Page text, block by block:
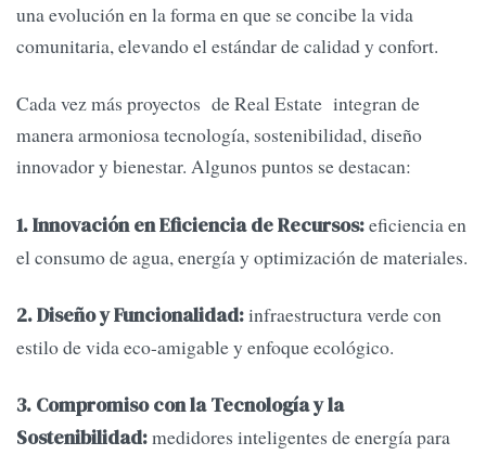
una evolución en la forma en que se concibe la vida
comunitaria, elevando el estándar de calidad y confort.
Cada vez más proyectos de Real Estate integran de
manera armoniosa tecnología, sostenibilidad, diseño
innovador y bienestar. Algunos puntos se destacan:
1. Innovación en Eficiencia de Recursos:eficiencia en
el consumo de agua, energía y optimización de materiales.
2. Diseño y Funcionalidad:infraestructura verde con
estilo de vida eco-amigable y enfoque ecológico.
3. Compromiso con la Tecnología y la
Sostenibilidad:medidores inteligentes de energía para